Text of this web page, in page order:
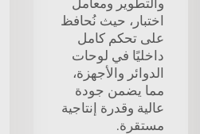
اختبار، حيث نُحافظ
على تحكم كامل
داخليًا في لوحات
الدوائر والأجهزة،
مما يضمن جودة
عالية وقدرة إنتاجية
مستقرة.